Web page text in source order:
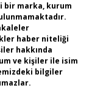
bir marka, kurum
haber niteliği
hakkında
ve kişiler ile isim
bilgiler